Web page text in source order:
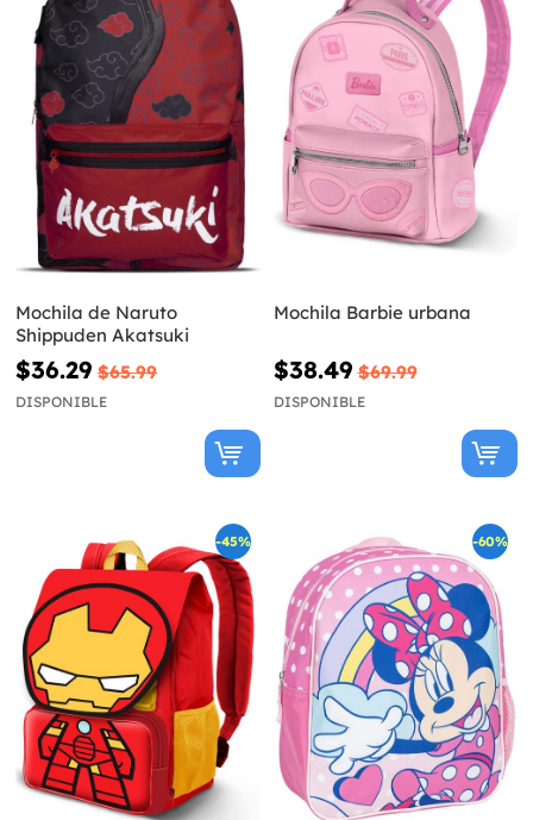
Mochila de Naruto
Shippuden Akatsuki
$36.29 $65.99
DISPONIBLE
Mochila Barbie urbana
$38.49 $69.99
DISPONIBLE
-45% -60%